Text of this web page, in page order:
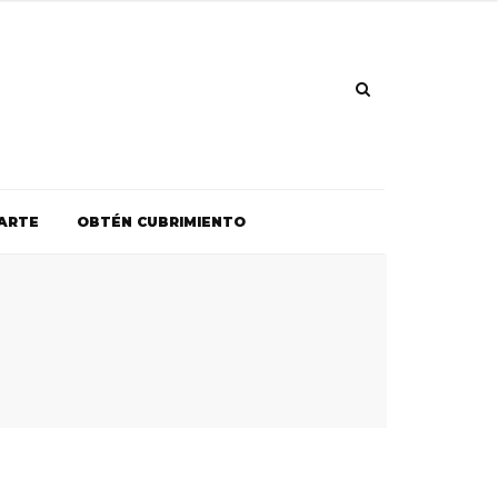
OBTÉN CUBRIMIENTO